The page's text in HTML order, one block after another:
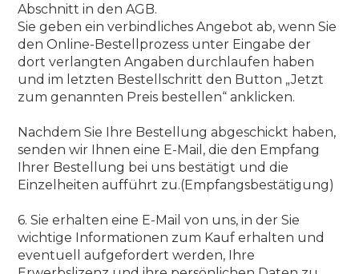
Abschnitt in den AGB.
Sie geben ein verbindliches Angebot ab, wenn Sie
den Online-Bestellprozess unter Eingabe der
dort verlangten Angaben durchlaufen haben
und im letzten Bestellschritt den Button „Jetzt
zum genannten Preis bestellen“ anklicken.
Nachdem Sie Ihre Bestellung abgeschickt haben,
senden wir Ihnen eine E-Mail, die den Empfang
Ihrer Bestellung bei uns bestätigt und die
Einzelheiten aufführt zu.(Empfangsbestätigung)
6. Sie erhalten eine E-Mail von uns, in der Sie
wichtige Informationen zum Kauf erhalten und
eventuell aufgefordert werden, Ihre